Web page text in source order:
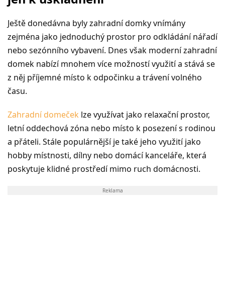
Ještě donedávna byly zahradní domky vnímány
zejména jako jednoduchý prostor pro odkládání nářadí
nebo sezónního vybavení. Dnes však moderní zahradní
domek nabízí mnohem více možností využití a stává se
z něj příjemné místo k odpočinku a trávení volného
času.
Zahradní domeček lze využívat jako relaxační prostor,
letní oddechová zóna nebo místo k posezení s rodinou
a přáteli. Stále populárnější je také jeho využití jako
hobby místnosti, dílny nebo domácí kanceláře, která
poskytuje klidné prostředí mimo ruch domácnosti.
Reklama